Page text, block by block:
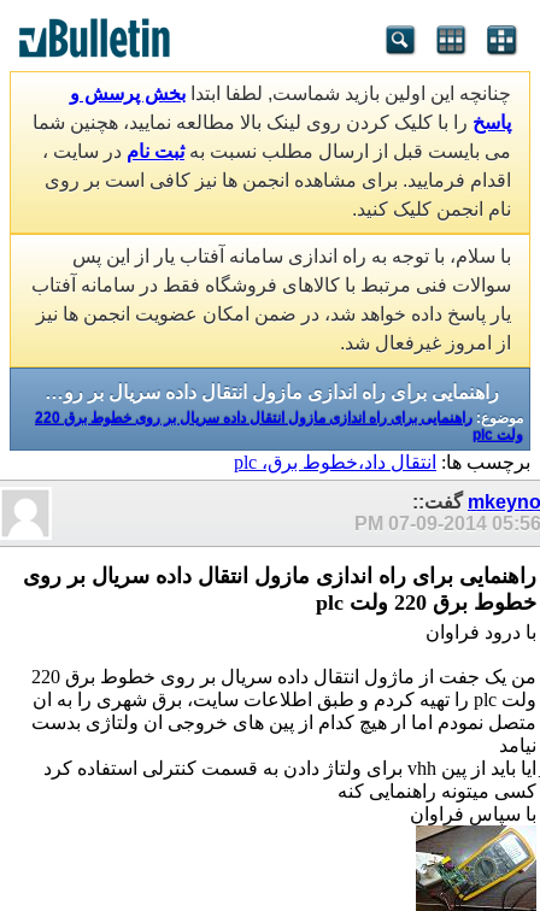
چنانچه این اولین بازید شماست, لطفا ابتدا بخش پرسش و
پاسخ را با کلیک کردن روی لینک بالا مطالعه نمایید، هچنین شما
می بایست قبل از ارسال مطلب نسبت بهثبت نام در سایت ،
اقدام فرمایید. برای مشاهده انجمن ها نیز کافی است بر روی
نام انجمن کلیک کنید.
با سلام، با توجه به راه اندازی سامانه آفتاب یار از این پس
سوالات فنی مرتبط با کالاهای فروشگاه فقط در سامانه آفتاب
یار پاسخ داده خواهد شد، در ضمن امکان عضویت انجمن ها نیز
از امروز غیرفعال شد.
راهنمایی برای راه اندازی مازول انتقال داده سریال بر روی خطوط برق 220 ولت plc
موضوع:
راهنمایی برای راه اندازی مازول انتقال داده سریال بر روی خطوط برق 220
ولت plc
برچسب ها: انتقال داد،خطوط برق، plc
mkeyno گفت::
07-09-2014 05:56 PM
راهنمایی برای راه اندازی مازول انتقال داده سریال بر روی
خطوط برق 220 ولت plc
با درود فراوان
من یک جفت از ماژول انتقال داده سریال بر روی خطوط برق 220
ولت plc را تهیه کردم و طبق اطلاعات سایت، برق شهری را به ان
متصل نمودم اما ار هیچ کدام از پین های خروجی ان ولتاژی بدست
نیامد
ِایا باید از پین vhh برای ولتاژ دادن به قسمت کنترلی استفاده کرد
کسی میتونه راهنمایی کنه
با سپاس فراوان